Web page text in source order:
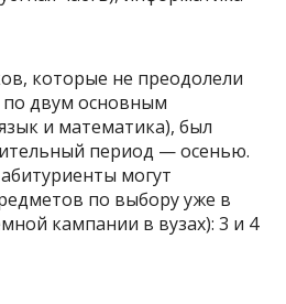
которые не преодолели
двум основным
и математика), был
период — осенью.
могут
по выбору уже в
кампании в вузах): 3 и 4